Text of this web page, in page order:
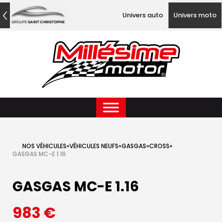
Univers auto Univers moto
NOS VÉHICULES»VÉHICULES NEUFS»GASGAS»CROSS»
GASGAS MC-E 1.16
GASGAS MC-E 1.16
983€